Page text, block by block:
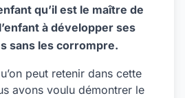
qu’il est le maître de
à développer ses
sans les corrompre.
peut retenir dans cette
avons voulu démontrer le